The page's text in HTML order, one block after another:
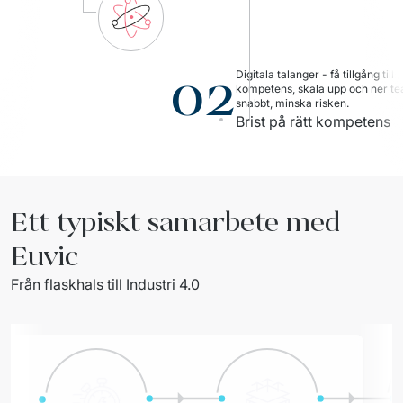
02Brist på rätt kompetens
Digitala talanger - få tillgång till
kompetens, skala upp och ner
snabbt, minska risken.
Ett typiskt samarbete med
Euvic
Från flaskhals till Industri 4.0